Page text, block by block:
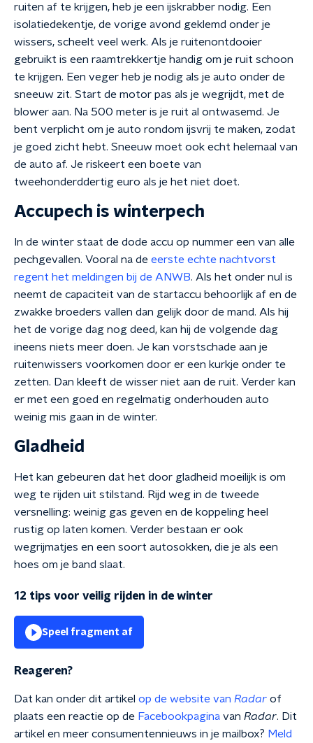
ruiten af te krijgen, heb je een ijskrabber nodig. Een
isolatiedekentje, de vorige avond geklemd onder je
wissers, scheelt veel werk. Als je ruitenontdooier
gebruikt is een raamtrekkertje handig om je ruit schoon
te krijgen. Een veger heb je nodig als je auto onder de
sneeuw zit. Start de motor pas als je wegrijdt, met de
blower aan. Na 500 meter is je ruit al ontwasemd. Je
bent verplicht om je auto rondom ijsvrij te maken, zodat
je goed zicht hebt. Sneeuw moet ook echt helemaal van
de auto af. Je riskeert een boete van
tweehonderddertig euro als je het niet doet.
Accupech is winterpech
In de winter staat de dode accu op nummer een van alle
pechgevallen. Vooral na de eerste echte nachtvorst
regent het meldingen bij de ANWB. Als het onder nul is
neemt de capaciteit van de startaccu behoorlijk af en de
zwakke broeders vallen dan gelijk door de mand. Als hij
het de vorige dag nog deed, kan hij de volgende dag
ineens niets meer doen. Je kan vorstschade aan je
ruitenwissers voorkomen door er een kurkje onder te
zetten. Dan kleeft de wisser niet aan de ruit. Verder kan
er met een goed en regelmatig onderhouden auto
weinig mis gaan in de winter.
Gladheid
Het kan gebeuren dat het door gladheid moeilijk is om
weg te rijden uit stilstand. Rijd weg in de tweede
versnelling: weinig gas geven en de koppeling heel
rustig op laten komen. Verder bestaan er ook
wegrijmatjes en een soort autosokken, die je als een
hoes om je band slaat.
12 tips voor veilig rijden in de winter
Speel fragment af
Reageren?
Dat kan onder dit artikel op de website van Radar of
plaats een reactie op de Facebookpagina van Radar. Dit
artikel en meer consumentennieuws in je mailbox? Meld